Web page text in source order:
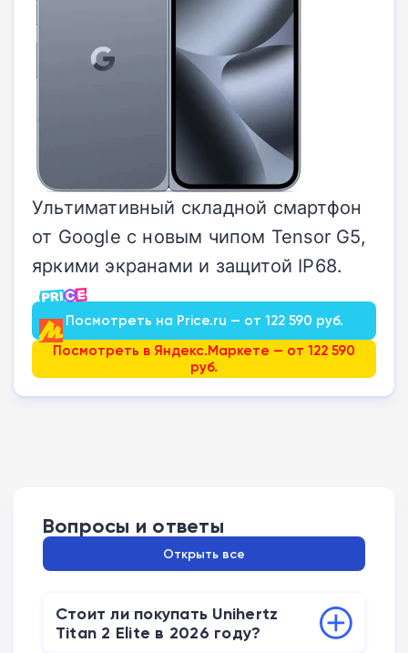
Ультимативный складной смартфон
от Google с новым чипом Tensor G5,
яркими экранами и защитой IP68.
Посмотреть на Price.ru — от 122 590 руб.
Посмотреть в Яндекс.Маркете — от 122 590
руб.
Вопросы и ответы
Открыть все
Стоит ли покупать Unihertz
Titan 2 Elite в 2026 году?